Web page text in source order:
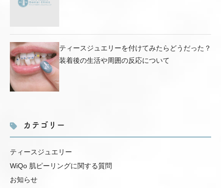
ティースジュエリーを付けてみたらどうだった？
装着後の生活や周囲の反応について
カテゴリー
ティースジュエリー
WiQo 肌ピーリングに関する質問
お知らせ